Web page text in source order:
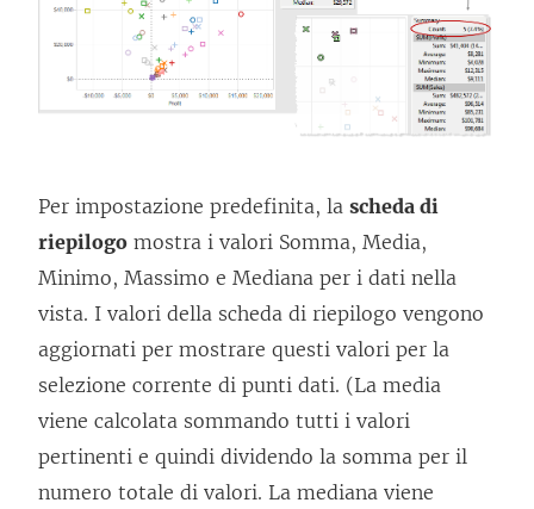
Per impostazione predefinita, la scheda di
riepilogo mostra i valori Somma, Media,
Minimo, Massimo e Mediana per i dati nella
vista. I valori della scheda di riepilogo vengono
aggiornati per mostrare questi valori per la
selezione corrente di punti dati. (La media
viene calcolata sommando tutti i valori
pertinenti e quindi dividendo la somma per il
numero totale di valori. La mediana viene